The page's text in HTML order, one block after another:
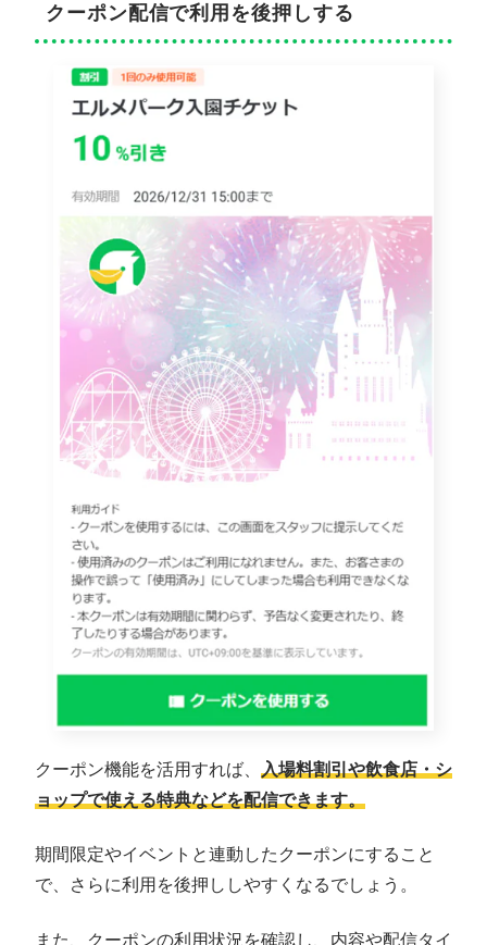
クーポン配信で利用を後押しする
クーポン機能を活用すれば、 入場料割引や飲食店・シ
ョップで使える特典などを配信できます。
期間限定やイベントと連動したクーポンにすること
で、さらに利用を後押ししやすくなるでしょう。
また、クーポンの利用状況を確認し、内容や配信タイ